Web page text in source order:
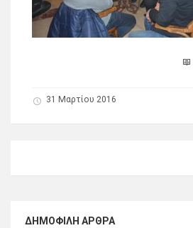
31 Μαρτίου 2016
ΔΗΜΟΦΙΛΉ ΆΡΘΡΑ